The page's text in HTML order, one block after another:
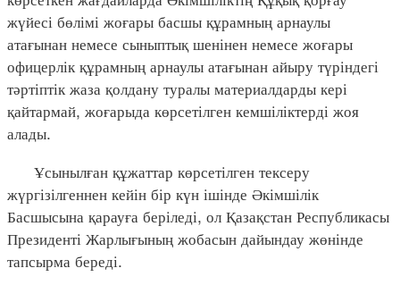
жүйесі бөлімі жоғары басшы құрамның арнаулы
атағынан немесе сыныптық шенінен немесе жоғары
офицерлік құрамның арнаулы атағынан айыру түріндегі
тәртіптік жаза қолдану туралы материалдарды кері
қайтармай, жоғарыда көрсетілген кемшіліктерді жоя
алады.
Ұсынылған құжаттар көрсетілген тексеру
жүргізілгеннен кейін бір күн ішінде Әкімшілік
Басшысына қарауға беріледі, ол Қазақстан Республикасы
Президенті Жарлығының жобасын дайындау жөнінде
тапсырма береді.